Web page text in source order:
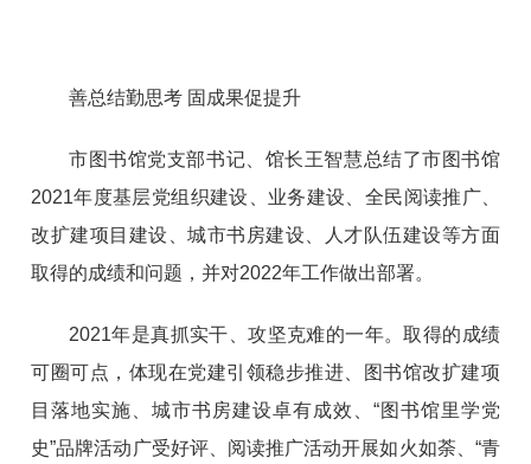
善总结勤思考 固成果促提升
市图书馆党支部书记、馆长王智慧总结了市图书馆
2021年度基层党组织建设、业务建设、全民阅读推广、
改扩建项目建设、城市书房建设、人才队伍建设等方面
取得的成绩和问题，并对2022年工作做出部署。
2021年是真抓实干、攻坚克难的一年。取得的成绩
可圈可点，体现在党建引领稳步推进、图书馆改扩建项
目落地实施、城市书房建设卓有成效、“图书馆里学党
史”品牌活动广受好评、阅读推广活动开展如火如荼、“青